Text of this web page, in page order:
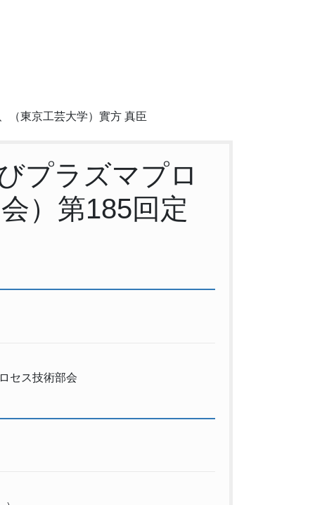
（東京工芸大学）實方 真臣
プラズマプロ
）第185回定
セス技術部会